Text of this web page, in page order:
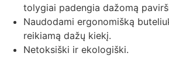
tolygiai padengia dažomą
Naudodami ergonomišką
reikiamą dažų kiekį.
Netoksiški ir ekologiški.